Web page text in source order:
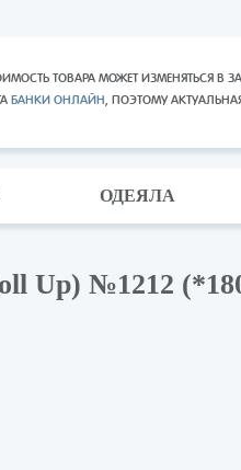
ТОВАРА МОЖЕТ ИЗМЕНЯТЬСЯ В
БАНКИ ОНЛАЙН, ПОЭТОМУ
ОДЕЯЛА
Up) №1212